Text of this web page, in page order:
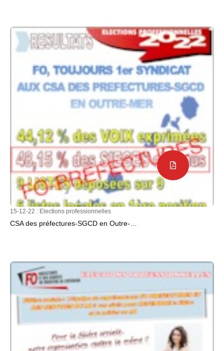
15-12-22 : Elections professionnelles
CSA des préfectures-SGCD en Outre-…